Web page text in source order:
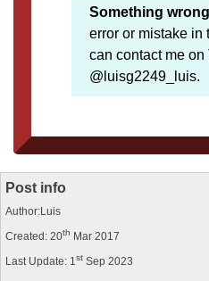
Something
error or mistake in
can contact me on
@luisg2249_luis.
Post info
Author:Luis
Created: 20th Mar 2017
Last Update: 1st Sep 2023